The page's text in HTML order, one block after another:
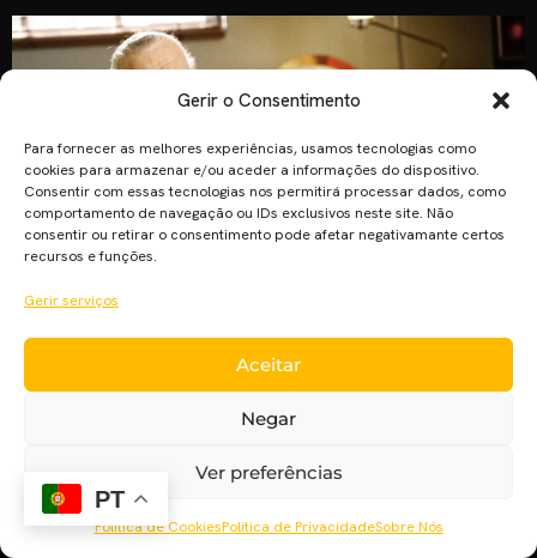
Gerir o Consentimento
Para fornecer as melhores experiências, usamos tecnologias como
cookies para armazenar e/ou aceder a informações do dispositivo.
Consentir com essas tecnologias nos permitirá processar dados, como
comportamento de navegação ou IDs exclusivos neste site. Não
consentir ou retirar o consentimento pode afetar negativamante certos
recursos e funções.
Gerir serviços
Aceitar
Negar
Ver preferências
Política de CookiesPolítica de PrivacidadeSobre Nós
Numa semana em que “Homem-Formiga e a Vespa” estreia
em Portugal, o Cinema Pla’net destaca os 5 melhores
cameos de Stan Lee. Capitão América: Guerra Civil Cameo:
Depois de ter perdido o escudo do Capitão América no
museu Smithsonian em “Capitão América: O Soldado do
Inverno”, Stan Lee é em “Guerra Civil” um estafeta da […]
PT